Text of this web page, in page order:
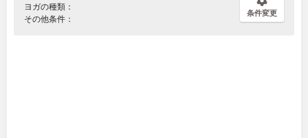
ヨガの種類：
その他条件：
条件変更